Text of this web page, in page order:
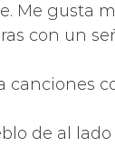
Me gusta
con un
canciones
de al